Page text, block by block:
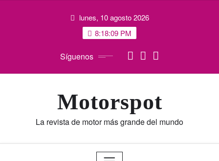
lunes, 10 agosto 2026
8:18:09 PM
Síguenos
Motorspot
La revista de motor más grande del mundo